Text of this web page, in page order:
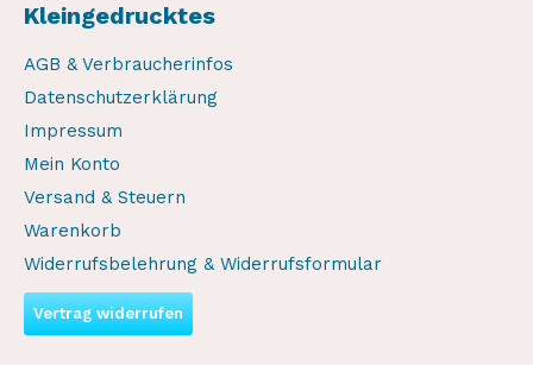
Kleingedrucktes
AGB & Verbraucherinfos
Datenschutzerklärung
Impressum
Mein Konto
Versand & Steuern
Warenkorb
Widerrufsbelehrung & Widerrufsformular
Vertrag widerrufen